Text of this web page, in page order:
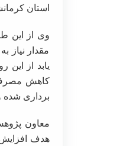
استان
وی از این
مقدار نیاز
یابد از
برداری شده
معاون
هدف